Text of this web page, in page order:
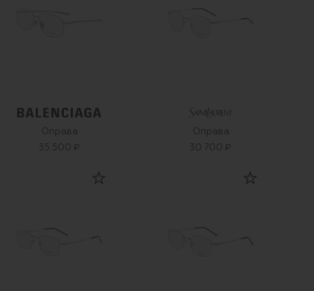
Оправа
35 500 ₽
Оправа
30 700 ₽